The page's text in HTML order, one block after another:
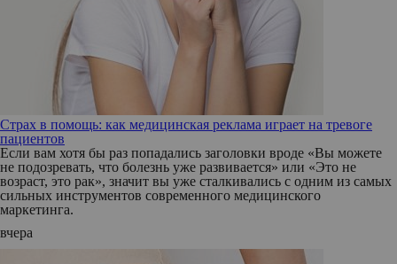
Страх в помощь: как медицинская реклама играет на тревоге
пациентов
Если вам хотя бы раз попадались заголовки вроде «Вы можете
не подозревать, что болезнь уже развивается» или «Это не
возраст, это рак», значит вы уже сталкивались с одним из самых
сильных инструментов современного медицинского
маркетинга.
вчера